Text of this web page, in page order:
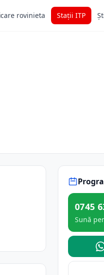
rovinieta Stații ITP
0745
Sună